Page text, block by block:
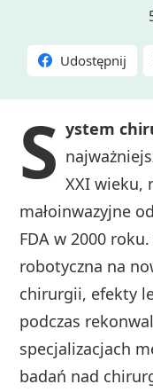
Udostępnij
S ystem
XXI wieku,
małoinwazyjne
FDA w 2000
robotyczna na
chirurgii, efekty
podczas
specjalizacjach
badań nad